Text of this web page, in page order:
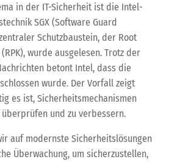
in der IT-Sicherheit ist die Intel-
SGX (Software Guard
Schutzbaustein, der Root
wurde ausgelesen. Trotz der
betont Intel, dass die
wurde. Der Vorfall zeigt
es ist, Sicherheitsmechanismen
und zu verbessern.
auf modernste Sicherheitslösungen
Überwachung, um sicherzustellen,